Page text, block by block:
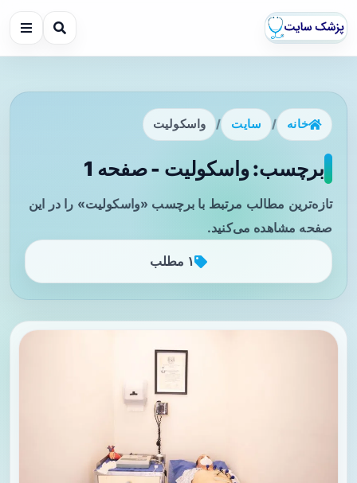
خانه / سایت / واسکولیت
برچسب: واسکولیت - صفحه 1
تازه‌ترین مطالب مرتبط با برچسب «واسکولیت» را در این
صفحه مشاهده می‌کنید.
۱ مطلب